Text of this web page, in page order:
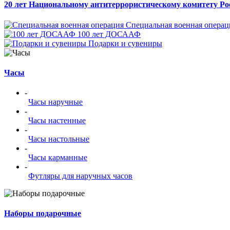
20 лет Национальному антитеррористическому комитету
Специальная военная
100 лет ДОСААФ
Подарки и сувениры
Часы
-
Часы наручные
-
Часы настенные
-
Часы настольные
-
Часы карманные
-
Футляры для наручных часов
Наборы подарочные